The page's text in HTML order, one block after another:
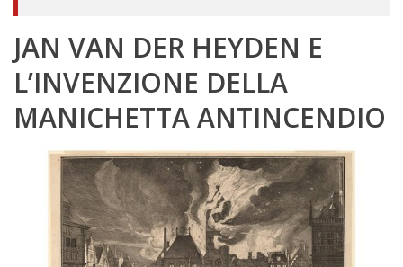
JAN VAN DER HEYDEN E
L’INVENZIONE DELLA
MANICHETTA ANTINCENDIO